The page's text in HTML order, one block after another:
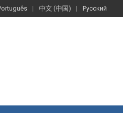
中文 (中国) Русский